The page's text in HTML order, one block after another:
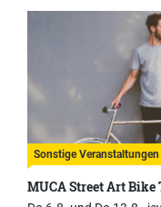
Sonstige
MUCA Street Art Bike